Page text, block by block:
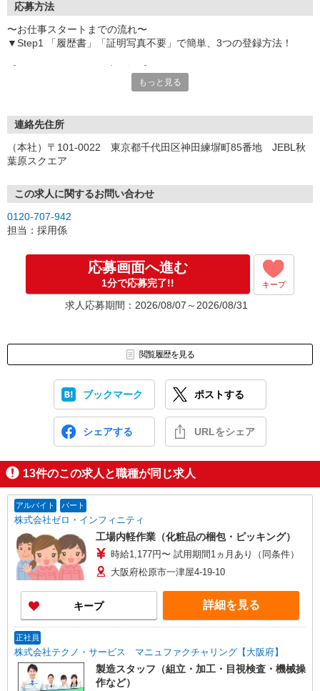
応募方法
〜お仕事スタートまでの流れ〜
▼Step1 「履歴書」「証明写真不要」で簡単、3つの登録方法！
いつでも好きな時間に登録OK
受付時間/平日9:00〜19:00
【来場登録（目安1時間30分）】
▼Step2 全国にあるお仕事の中から、あなたにピッタリのお仕事を
ご案内
▼Step3 就業前に職場見学で気になる事はしっかりチェック！
応募⇒最短で2日後からの勤務も可能です！
もっと見る
連絡先住所
（本社）〒101-0022 東京都千代田区神田練塀町85番地 JEBL秋
葉原スクエア
この求人に関するお問い合わせ
0120-707-942
担当：採用係
応募画面へ進む
1分で応募完了!! キープ
求人応募期間：2026/08/07～2026/08/31
閲覧履歴を見る
ブックマーク ポストする
シェアする URLをシェア
13件のこの求人と職種が同じ求人
アルバイト パート
株式会社ゼロ・インフィニティ
工場内軽作業（化粧品の梱包・ピッキング）
時給1,177円〜 試用期間1ヵ月あり（同条件）
大阪府松原市一津屋4-19-10
キープ 詳細を見る
正社員
株式会社テクノ・サービス マニュファクチャリング【大阪府】
製造スタッフ（組立・加工・目視検査・機械操
作など）